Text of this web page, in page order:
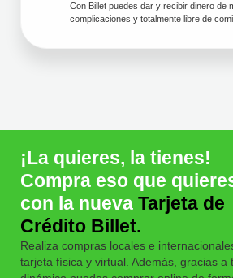
Con Billet puedes dar y recibir dinero de
complicaciones y totalmente libre de
¡La quieres, la tienes!
Compra eso que
con la nueva Tarjeta de
Crédito Billet.
Realiza compras locales e
tarjeta física y virtual. Además, gracias a